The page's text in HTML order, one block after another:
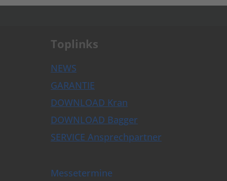
Toplinks
NEWS
GARANTIE
DOWNLOAD Kran
DOWNLOAD Bagger
SERVICE Ansprechpartner
Messetermine